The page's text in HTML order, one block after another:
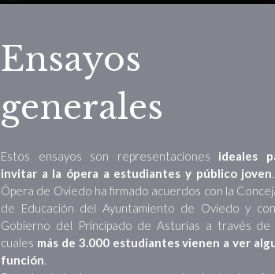
Ensayos
generales
Estos ensayos son representaciones ideales
invitar a la ópera a estudiantes y público joven
Ópera de Oviedo ha firmado acuerdos con la
de Educación del Ayuntamiento de Oviedo y
Gobierno del Principado de Asturias a través de
cuales más de 3.000 estudiantes vienen a ver
función.